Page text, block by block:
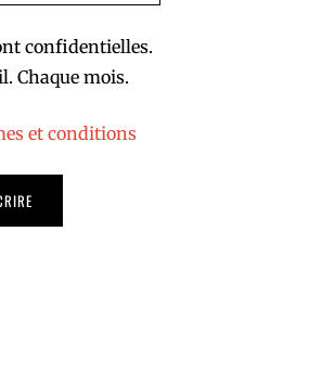
confidentielles.
Chaque mois.
et conditions